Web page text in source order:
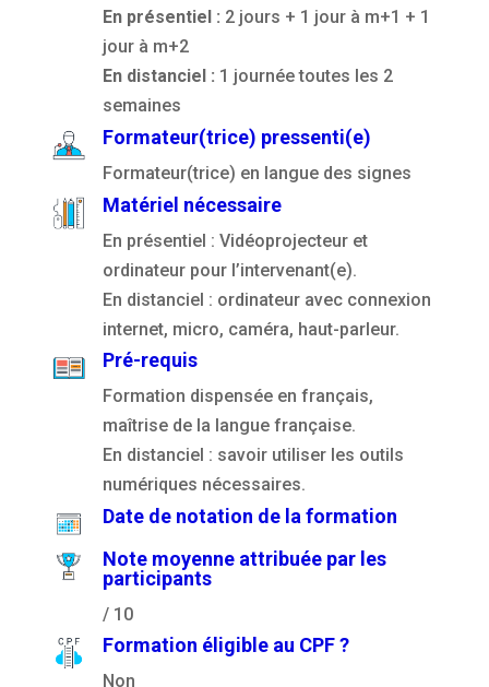
En présentiel : 2 jours + 1 jour à m+1 + 1
jour à m+2
En distanciel : 1 journée toutes les 2
semaines
Formateur(trice) pressenti(e)
Formateur(trice) en langue des signes
Matériel nécessaire
En présentiel : Vidéoprojecteur et
ordinateur pour l’intervenant(e).
En distanciel : ordinateur avec connexion
internet, micro, caméra, haut-parleur.
Pré-requis
Formation dispensée en français,
maîtrise de la langue française.
En distanciel : savoir utiliser les outils
numériques nécessaires.
Date de notation de la formation
Note moyenne attribuée par les
participants
/ 10
Formation éligible au CPF ?
Non